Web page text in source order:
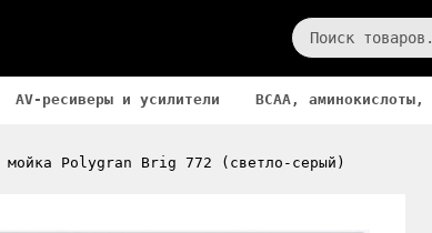
AV-ресиверы и усилители BCAA,
мойка Polygran Brig 772 (светло-серый)